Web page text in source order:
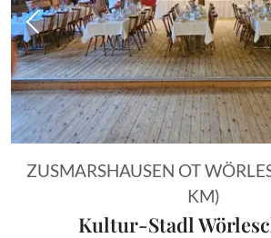
Vorheriges Bild
ZUSMARSHAUSEN OT
KM)
Kultur-Stadl